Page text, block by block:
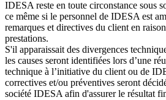
IDESA reste en toute circonstance sous
ce même si le personnel de IDESA est
remarques et directives du client en
prestations.
S'il apparaissait des divergences
les causes seront identifiées lors d’une
technique à l’initiative du client ou de
correctives et/ou préventives seront
société IDESA afin d'assurer le résultat